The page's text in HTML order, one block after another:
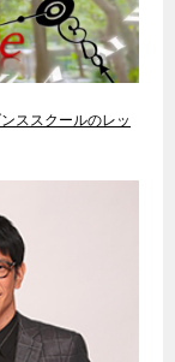
ススクールのレッ